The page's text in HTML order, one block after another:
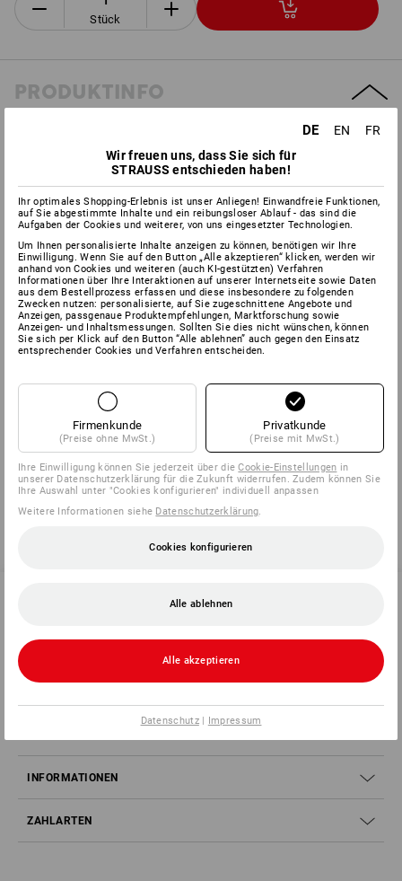
Stück
PRODUKTINFO
nachDIN EN 397:2012
bietet optimalen Schutz bei der Forst- und Landwirtschaft
4-Punkt Innenausstattung mit bequemem Gurtband
Helmschale aus ABS-Kunststoff
mit Leder-Schweißband und Belüftungsschlitz
regulierbare Kopfweite von 53 bis 62 cm
inklusive GesichtsgitternachDIN EN 1731:2006,für
hervorragenden Schutz vor Spänen und Splittern
inklusive Kapsel-GehörschützerOptime I nachDIN EN 352-
3:2002für Helmbefestigung mit 30 mm Aufnahme
Herstellerinformation:
3M Deutschland GmbH | Carl Schurz Str.
1 | DE 41453 Neuss | Innovation.de@3M.com
INFORMATIONEN
ZAHLARTEN
DE EN
FR
Wir freuen uns, dass Sie sich für
STRAUSS entschieden haben!
Ihr optimales Shopping-Erlebnis ist unser Anliegen! Einwandfreie Funktionen,
auf Sie abgestimmte Inhalte und ein reibungsloser Ablauf - das sind die
Aufgaben der Cookies und weiterer, von uns eingesetzter Technologien.
Um Ihnen personalisierte Inhalte anzeigen zu können, benötigen wir Ihre
Einwilligung. Wenn Sie auf den Button „Alle akzeptieren“ klicken, werden wir
anhand von Cookies und weiteren (auch KI-gestützten) Verfahren
Informationen über Ihre Interaktionen auf unserer Internetseite sowie Daten
aus dem Bestellprozess erfassen und diese insbesondere zu folgenden
Zwecken nutzen: personalisierte, auf Sie zugeschnittene Angebote und
Anzeigen, passgenaue Produktempfehlungen, Marktforschung sowie
Anzeigen- und Inhaltsmessungen. Sollten Sie dies nicht wünschen, können
Sie sich per Klick auf den Button “Alle ablehnen” auch gegen den Einsatz
entsprechender Cookies und Verfahren entscheiden.
Firmenkunde
(Preise ohne MwSt.)
Privatkunde
(Preise mit MwSt.)
Ihre Einwilligung können Sie jederzeit über dieCookie-Einstellungen in
unserer Datenschutzerklärung für die Zukunft widerrufen. Zudem können Sie
Ihre Auswahl unter "Cookies konfigurieren" individuell anpassen
Weitere Informationen siehe Datenschutzerklärung.
Cookies konfigurieren
Alle ablehnen
Alle akzeptieren
Datenschutz| Impressum